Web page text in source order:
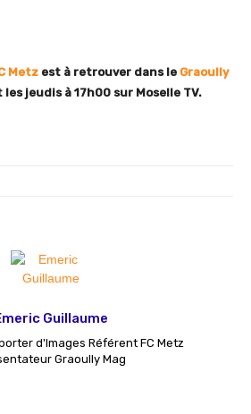
Metz est à retrouver dans le Graoully
jeudis à 17h00 sur Moselle TV.
Guillaume
d'Images Référent FC Metz
Graoully Mag